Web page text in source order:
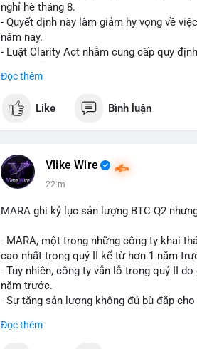
nghỉ hè tháng 8.
- Quyết định này làm giảm hy vọng về
năm nay.
- Luật Clarity Act nhằm cung cấp quy
- Sự trì hoãn có thể ảnh hưởng đến sự
$btc $eth
#vlikevn
📰 Nguồn: CoinDesk
Đọc thêm
Like Bình luận
Vlike Wire
22 m
MARA ghi kỷ lục sản lượng BTC Q2
- MARA, một trong những công ty khai
cao nhất trong quý II kể từ hơn 1 năm
- Tuy nhiên, công ty vẫn lỗ trong quý II
năm trước.
- Sự tăng sản lượng không đủ bù đắp
Đọc thêm